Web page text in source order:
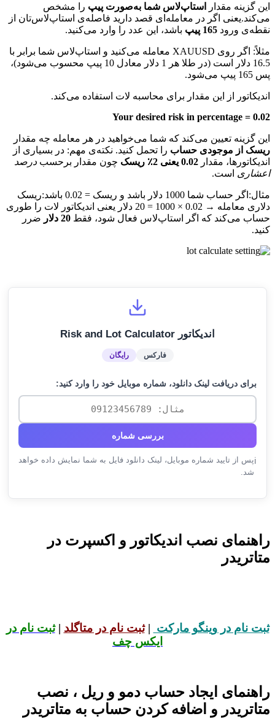
این گزینه مقدار استاپ‌لاس شما به‌صورت پیپ را مشخص
می‌کند.یعنی اگر در معامله‌ای قصد دارید فاصله‌ی استاپ‌لاس‌تان از
نقطه‌ی ورود 165 پیپ باشد، این عدد را وارد می‌کنید.
مثلاً: اگر روی XAUUSD معامله می‌کنید و استاپ‌لاس شما برابر با
16.5 دلار است (در طلا هر 1 دلار معادل 10 پیپ محسوب می‌شود)،
پس 165 پیپ می‌شود.
اندیکاتور از این مقدار برای محاسبه لات استفاده می‌کند.
Your desired risk in percentage = 0.02
این گزینه تعیین می‌کند که شما می‌خواهید در هر معامله چه مقدار
ریسک از موجودی حساب را تحمل کنید. نکته‌ی مهم: در بسیاری از
اندیکاتورها، مقدار 0.02 یعنی 2٪ ریسک چون مقدار برحسب درصد
اعشاری است.
مثال:اگر حساب شما 1000 دلار باشد و ریسک = 0.02 باشد:ریسک
دلاری معامله → 0.02 × 1000 = 20 دلار یعنی اندیکاتور لات را طوری
حساب می‌کند که اگر استاپ‌لاس فعال شود، فقط 20 دلار
ضرر
کنید.
اندیکاتور Risk and Lot Calculator
فارکس رایگان
برای دریافت لینک دانلود، شماره موبایل خود را وارد کنید:
بررسی شماره
ℹ️پس از تایید شماره موبایل، لینک دانلود فایل به شما نمایش داده خواهد
شد.
راهنمای نصب اندیکاتور و اکسپرت در
متاتریدر
ثبت نام در وینگو مارکت |ثبت نام در متاگلد |ثبت نام در
ایکس چف
راهنمای ایجاد حساب دمو و ریل ، نصب
متاتریدر و اضافه کردن حساب به متاتریدر